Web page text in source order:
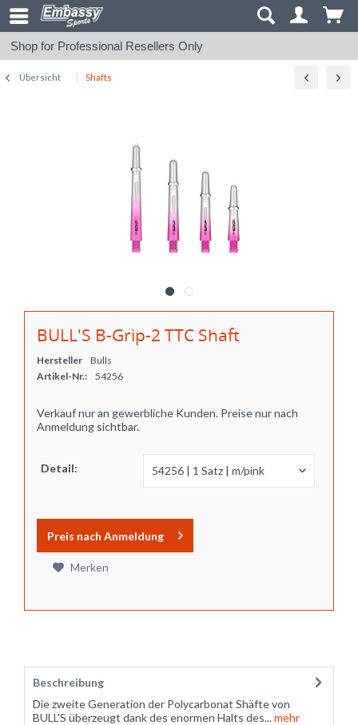
Shop for Professional Resellers Only
Übersicht Shafts
BULL'S B-Grip-2 TTC Shaft
Hersteller
Bulls
Artikel-Nr.:
54256
Verkauf nur an gewerbliche Kunden. Preise nur nach
Anmeldung sichtbar.
Detail:
Preis nach Anmeldung
Merken
Beschreibung
Die zweite Generation der Polycarbonat Shäfte von
BULL'S überzeugt dank des enormen Halts des...mehr